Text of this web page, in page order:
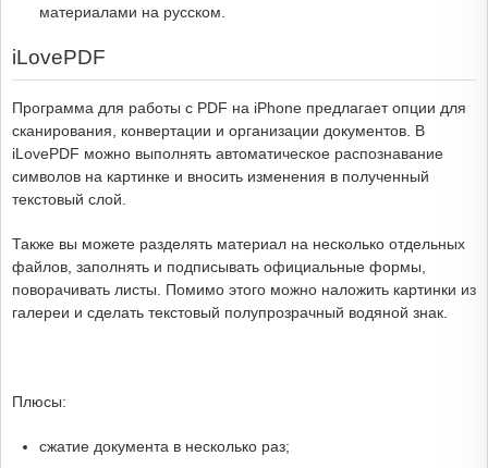
материалами на русском.
iLovePDF
Программа для работы с PDF на iPhone предлагает опции для
сканирования, конвертации и организации документов. В
iLovePDF можно выполнять автоматическое распознавание
символов на картинке и вносить изменения в полученный
текстовый слой.
Также вы можете разделять материал на несколько отдельных
файлов, заполнять и подписывать официальные формы,
поворачивать листы. Помимо этого можно наложить картинки из
галереи и сделать текстовый полупрозрачный водяной знак.
Плюсы:
сжатие документа в несколько раз;